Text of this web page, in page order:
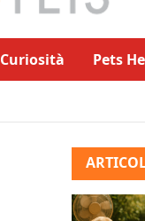
Curiosità Pets